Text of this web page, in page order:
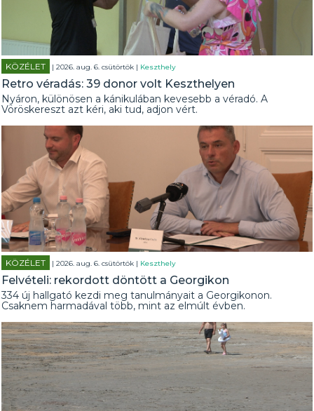
KÖZÉLET | 2026. aug. 6. csütörtök | Keszthely
Retro véradás: 39 donor volt Keszthelyen
Nyáron, különösen a kánikulában kevesebb a véradó. A
Vöröskereszt azt kéri, aki tud, adjon vért.
KÖZÉLET | 2026. aug. 6. csütörtök | Keszthely
Felvételi: rekordott döntött a Georgikon
334 új hallgató kezdi meg tanulmányait a Georgikonon.
Csaknem harmadával több, mint az elmúlt évben.